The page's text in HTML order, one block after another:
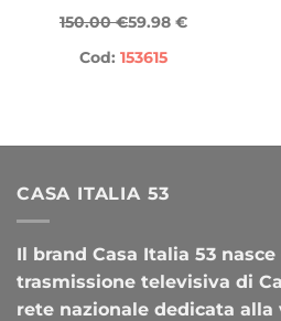
150.00 €59.98 €
Cod: 153615
CASA ITALIA 53
Il brand Casa Italia 53
trasmissione televisiva di
rete nazionale dedicata